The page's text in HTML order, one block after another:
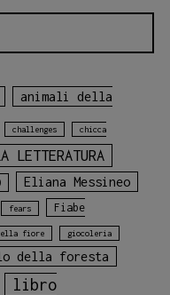
animali della
challenges chicca
LETTERATURA
Eliana Messineo
fears
Fiabe
fiore giocoleria
della foresta
libro